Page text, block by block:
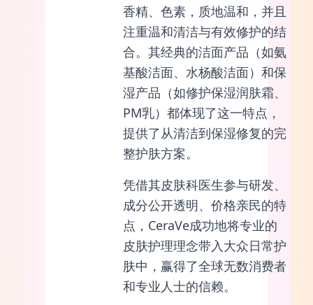
香精、色素，质地温和，并且
注重温和清洁与有效修护的结
合。其经典的洁面产品（如氨
基酸洁面、水杨酸洁面）和保
湿产品（如修护保湿润肤霜、
PM乳）都体现了这一特点，
提供了从清洁到保湿修复的完
整护肤方案。
凭借其皮肤科医生参与研发、
成分公开透明、价格亲民的特
点，CeraVe成功地将专业的
皮肤护理理念带入大众日常护
肤中，赢得了全球无数消费者
和专业人士的信赖。